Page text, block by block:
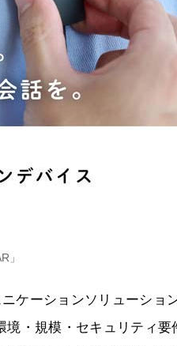
」
ケーションソリューショ
境・規模・セキュリティ要